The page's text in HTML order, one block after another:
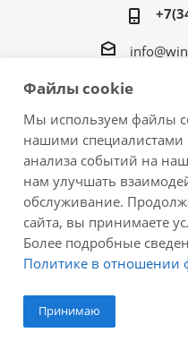
г.Екатеринбург
2026 © Winstar Cutting
магазин
Файлы cookie
Мы используем файлы
нашими
анализа событий на
нам улучшать
обслуживание.
сайта, вы принимаете
Более подробные
Политике в отношении
Принимаю